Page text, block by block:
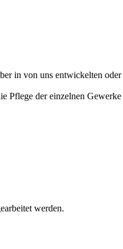
in von uns entwickelten
Pflege der einzelnen Gewerke
werden.